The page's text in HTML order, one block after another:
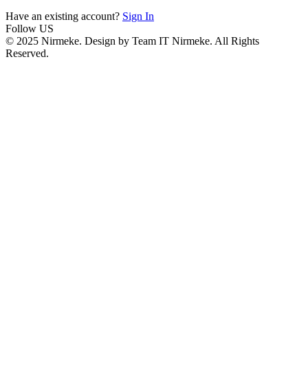
Have an existing account? Sign In
Follow US
© 2025 Nirmeke. Design by Team IT Nirmeke. All Rights
Reserved.